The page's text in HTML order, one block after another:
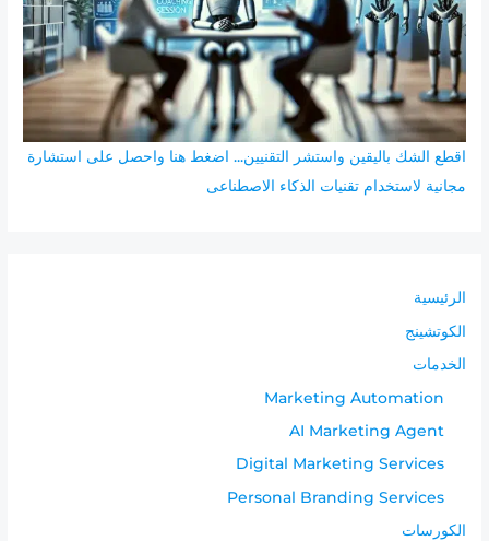
اقطع الشك باليقين واستشر التقنيين... اضغط هنا واحصل على استشارة
مجانية لاستخدام تقنيات الذكاء الاصطناعى
الرئيسية
الكوتشينج
الخدمات
Marketing Automation
AI Marketing Agent
Digital Marketing Services
Personal Branding Services
الكورسات